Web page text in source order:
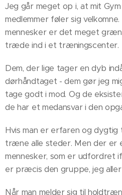
Jeg går meget op i, at mit
medlemmer føler sig
mennesker er det meget
træde ind i et træningscenter.
Dem, der lige tager en dyb
dørhåndtaget - dem gør jeg
tage godt i mod. Og de
de har et medansvar i den
Hvis man er erfaren og dygtig
træne alle steder. Men der er
mennesker, som er udfordret
er præcis den gruppe, jeg
Når man melder sig til